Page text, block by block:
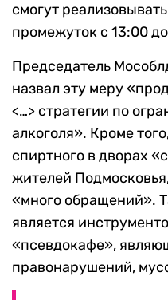
смогут
промежуток с 13:00
Председатель
назвал эту меру
<…> стратегии по
алкоголя». Кроме
спиртного в дворах
жителей
«много обращений».
является
«псевдокафе»,
правонарушений,